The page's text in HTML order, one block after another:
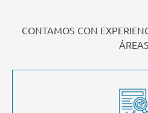
CONTAMOS CON